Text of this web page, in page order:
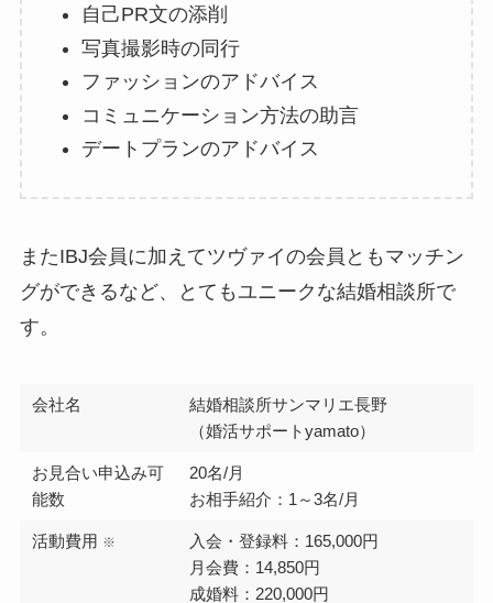
自己PR文の添削
写真撮影時の同行
ファッションのアドバイス
コミュニケーション方法の助言
デートプランのアドバイス
またIBJ会員に加えてツヴァイの会員ともマッチン
グができるなど、とてもユニークな結婚相談所で
す。
会社名
結婚相談所サンマリエ長野
（婚活サポートyamato）
お見合い申込み可
能数
20名/月
お相手紹介：1～3名/月
活動費用 ※
入会・登録料：165,000円
月会費：14,850円
成婚料：220,000円